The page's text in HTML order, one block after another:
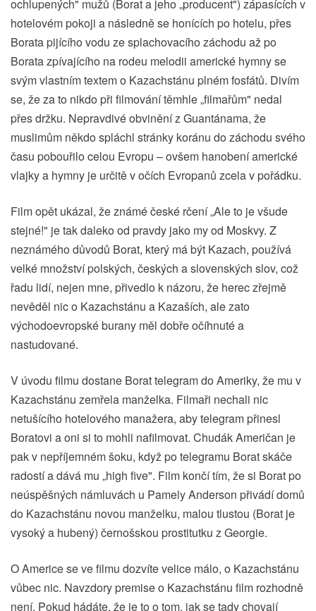
ochlupených" mužů (Borat a jeho „producent") zápasících v
hotelovém pokoji a následně se honících po hotelu, přes
Borata pijícího vodu ze splachovacího záchodu až po
Borata zpívajícího na rodeu melodii americké hymny se
svým vlastním textem o Kazachstánu plném fosfátů. Divím
se, že za to nikdo při filmování těmhle „filmařům" nedal
přes držku. Nepravdivé obvinění z Guantánama, že
muslimům někdo spláchl stránky koránu do záchodu svého
času pobouřilo celou Evropu – ovšem hanobení americké
vlajky a hymny je určitě v očích Evropanů zcela v pořádku.
Film opět ukázal, že známé české rčení „Ale to je všude
stejné!" je tak daleko od pravdy jako my od Moskvy. Z
neznámého důvodů Borat, který má být Kazach, používá
velké množství polských, českých a slovenských slov, což
řadu lidí, nejen mne, přivedlo k názoru, že herec zřejmě
nevěděl nic o Kazachstánu a Kazaších, ale zato
východoevropské burany měl dobře očíhnuté a
nastudované.
V úvodu filmu dostane Borat telegram do Ameriky, že mu v
Kazachstánu zemřela manželka. Filmaři nechali nic
netušícího hotelového manažera, aby telegram přinesl
Boratovi a oni si to mohli nafilmovat. Chudák Američan je
pak v nepříjemném šoku, když po telegramu Borat skáče
radostí a dává mu „high five". Film končí tím, že si Borat po
neúspěšných námluvách u Pamely Anderson přivádí domů
do Kazachstánu novou manželku, malou tlustou (Borat je
vysoký a hubený) černošskou prostitutku z Georgie.
O Americe se ve filmu dozvíte velice málo, o Kazachstánu
vůbec nic. Navzdory premise o Kazachstánu film rozhodně
není. Pokud hádáte, že je to o tom, jak se tady chovají